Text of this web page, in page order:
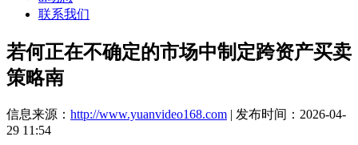
联系我们
若何正在不确定的市场中制定跨资产买卖
策略南
信息来源： http://www.yuanvideo168.com | 发布时间：2026-04-
29 11:54